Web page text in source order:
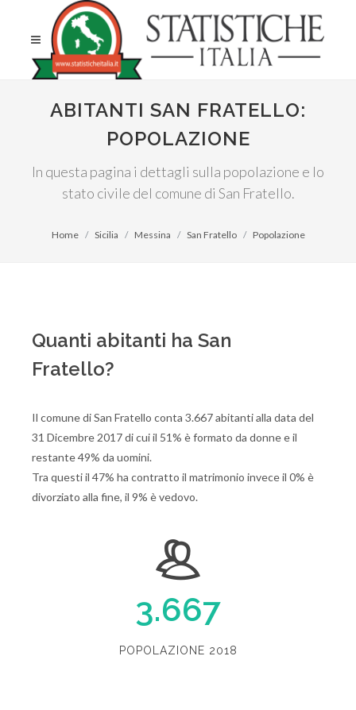
ABITANTI SAN FRATELLO:
POPOLAZIONE
In questa pagina i dettagli sulla popolazione e lo
stato civile del comune di San Fratello.
Home Sicilia Messina San Fratello Popolazione
Quanti abitanti ha San
Fratello?
Il comune di San Fratello conta 3.667 abitanti alla data del
31 Dicembre 2017 di cui il 51% è formato da donne e il
restante 49% da uomini.
Tra questi il 47% ha contratto il matrimonio invece il 0% è
divorziato alla fine, il 9% è vedovo.
3.667
POPOLAZIONE 2018